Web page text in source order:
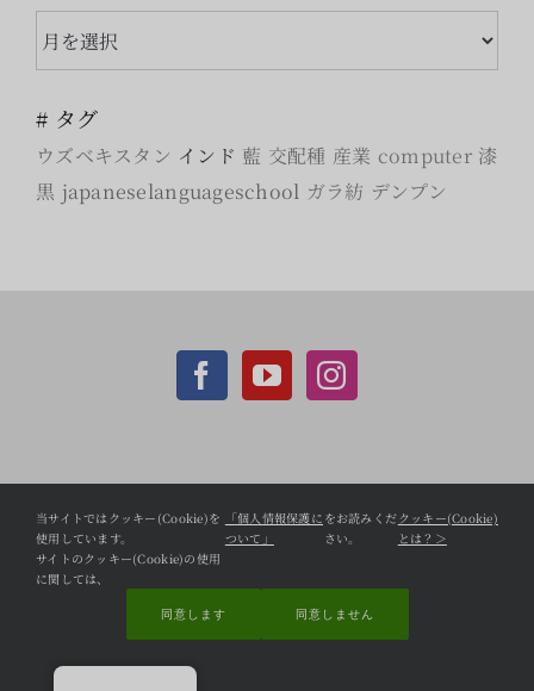
ー
月
別
# タグ
ウズベキスタン インド 藍 交配種 産業 computer 漆
黒 japaneselanguageschool ガラ紡 デンプン
CCC Shopifyサイト
問い合わせ
© Copyright 2022 cambodiacottonclub. All Rights
当サイトではクッキー(Cookie)を
使用しています。
サイトのクッキー(Cookie)の使用
に関しては、
「個人情報保護に
ついて」
をお読みくだ
さい。
クッキー(Cookie)
とは？＞
同意します 同意しません